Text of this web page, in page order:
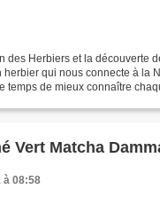
des Herbiers et la découverte
herbier qui nous connecte à la
temps de mieux connaître
Vert Matcha
à 08:58